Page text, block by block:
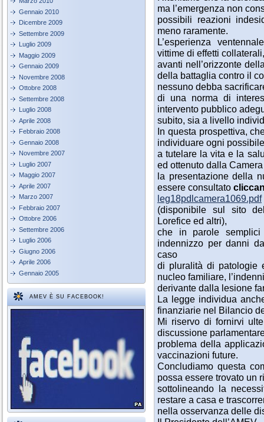
Gennaio 2010
Dicembre 2009
Settembre 2009
Luglio 2009
Maggio 2009
Gennaio 2009
Novembre 2008
Ottobre 2008
Settembre 2008
Luglio 2008
Aprile 2008
Febbraio 2008
Gennaio 2008
Novembre 2007
Luglio 2007
Maggio 2007
Aprile 2007
Marzo 2007
Febbraio 2007
Ottobre 2006
Settembre 2006
Luglio 2006
Giugno 2006
Aprile 2006
Gennaio 2005
AMEV È SU FACEBOOK!
ma l’emergenza non
possibili reazioni
meno raramente.
L’esperienza
vittime di effetti
avanti nell’orizzonte
della battaglia contro il
nessuno debba
di una norma di
intervento pubblico
subito, sia a livello
In questa prospettiva,
individuare ogni
a tutelare la vita e la
ed ottenuto dalla
la presentazione della
essere consultato
leg18pdlcamera1069.pdf
(disponibile sul sito
Lorefice ed altri),
che in parole semplici
indennizzo per danni
caso
di pluralità di patologie
nucleo familiare,
derivante dalla lesione
La legge individua
finanziarie nel Bilancio
Mi riservo di fornirvi
discussione
problema della
vaccinazioni future.
Concludiamo questa
possa essere trovato un
sottolineando la
restare a casa e
nella osservanza delle